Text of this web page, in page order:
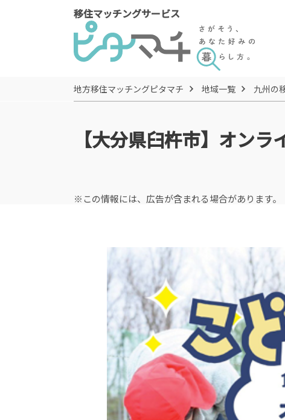
移住マッチングサービス
地方移住マッチングピタマチ 地域一覧 九州の
【大分県臼杵市】オン
※この情報には、広告が含まれる場合があります。